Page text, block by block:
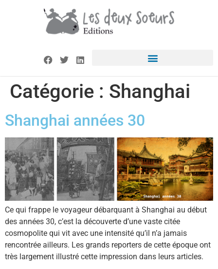
Catégorie : Shanghai
Shanghai années 30
Ce qui frappe le voyageur débarquant à Shanghai au début
des années 30, c’est la découverte d’une vaste citée
cosmopolite qui vit avec une intensité qu’il n’a jamais
rencontrée ailleurs. Les grands reporters de cette époque ont
très largement illustré cette impression dans leurs articles.